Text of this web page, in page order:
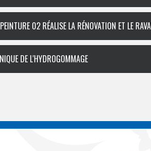
02 RÉALISE LA RÉNOVATION ET LE
DE L'HYDROGOMMAGE